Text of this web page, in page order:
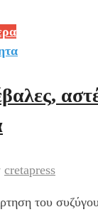
cretapress
του